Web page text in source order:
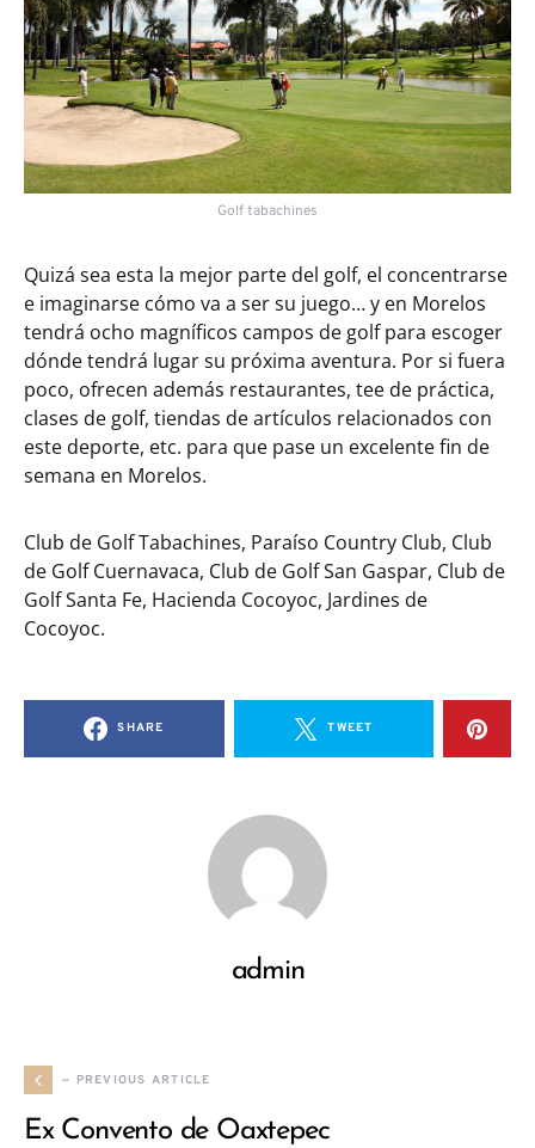
Golf tabachines
Quizá sea esta la mejor parte del golf, el concentrarse
e imaginarse cómo va a ser su juego… y en Morelos
tendrá ocho magníficos campos de golf para escoger
dónde tendrá lugar su próxima aventura. Por si fuera
poco, ofrecen además restaurantes, tee de práctica,
clases de golf, tiendas de artículos relacionados con
este deporte, etc. para que pase un excelente fin de
semana en Morelos.
Club de Golf Tabachines, Paraíso Country Club, Club
de Golf Cuernavaca, Club de Golf San Gaspar, Club de
Golf Santa Fe, Hacienda Cocoyoc, Jardines de
Cocoyoc.
SHARE TWEET
admin
— PREVIOUS ARTICLE
Ex Convento de Oaxtepec